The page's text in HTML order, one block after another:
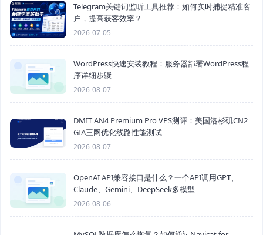
Telegram关键词监听工具推荐：如何实时捕捉精准客
户，提高获客效率？
2026-07-05
WordPress快速安装教程：服务器部署WordPress程
序详细步骤
2026-08-07
DMIT AN4 Premium Pro VPS测评：美国洛杉矶CN2
GIA三网优化线路性能测试
2026-08-07
OpenAI API兼容接口是什么？一个API调用GPT、
Claude、Gemini、DeepSeek多模型
2026-08-06